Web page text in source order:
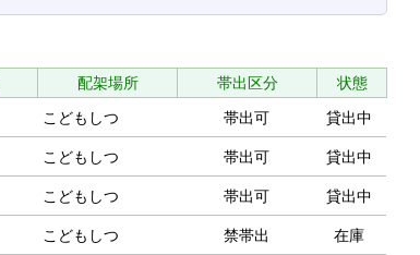
配架場所 帯出区分
状態
こどもしつ 帯出可 貸出中
こどもしつ 帯出可 貸出中
こどもしつ 帯出可 貸出中
こどもしつ 禁帯出 在庫